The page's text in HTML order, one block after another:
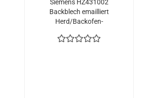
Siemens HZ431002
Backblech emailliert
Herd/Backofen-